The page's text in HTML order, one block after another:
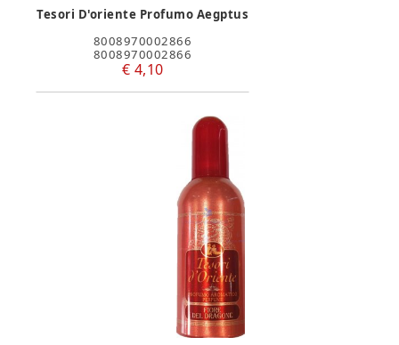
Tesori D'oriente Profumo Aegptus
8008970002866
8008970002866
€ 4,10